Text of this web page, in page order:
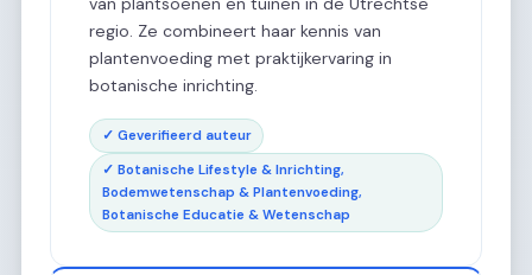
regio. Ze combineert haar kennis van
plantenvoeding met praktijkervaring in
botanische inrichting.
✓ Geverifieerd auteur
✓ Botanische Lifestyle & Inrichting,
Bodemwetenschap & Plantenvoeding,
Botanische Educatie & Wetenschap